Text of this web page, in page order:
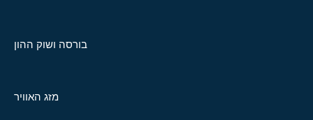
בורסה ושוק ההון
מזג האוויר